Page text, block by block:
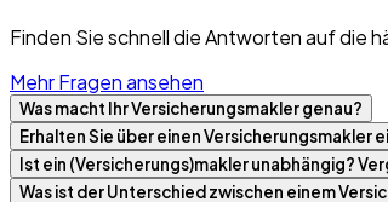
Finden Sie schnell die Antworten auf die
Mehr Fragen ansehen
Was macht Ihr Versicherungsmakler genau?
Erhalten Sie über einen Versicherungsmakler
Ist ein (Versicherungs)makler unabhängig?
Was ist der Unterschied zwischen einem